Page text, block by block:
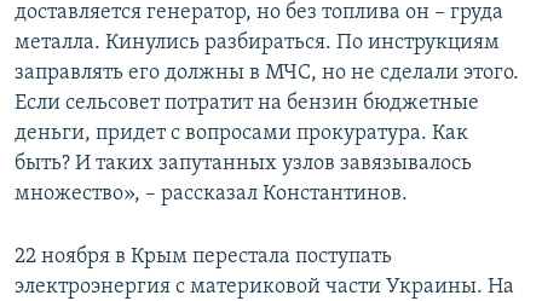
доставляется генератор, но без топлива он – груда
металла. Кинулись разбираться. По инструкциям
заправлять его должны в МЧС, но не сделали этого.
Если сельсовет потратит на бензин бюджетные
деньги, придет с вопросами прокуратура. Как
быть? И таких запутанных узлов завязывалось
множество», – рассказал Константинов.
22 ноября в Крым перестала поступать
электроэнергия с материковой части Украины. На